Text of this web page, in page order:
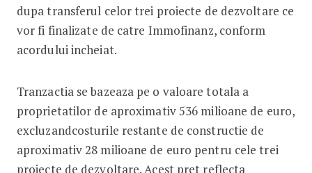
dupa transferul celor trei proiecte de dezvoltare ce
vor fi finalizate de catre Immofinanz, conform
acordului incheiat.
Tranzactia se bazeaza pe o valoare totala a
proprietatilor de aproximativ 536 milioane de euro,
excluzandcosturile restante de constructie de
aproximativ 28 milioane de euro pentru cele trei
proiecte de dezvoltare. Acest pret reflecta